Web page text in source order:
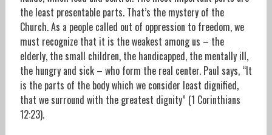
the least presentable parts. That’s the mystery of the
Church. As a people called out of oppression to freedom, we
must recognize that it is the weakest among us – the
elderly, the small children, the handicapped, the mentally ill,
the hungry and sick – who form the real center. Paul says, “It
is the parts of the body which we consider least dignified,
that we surround with the greatest dignity” (1 Corinthians
12:23).